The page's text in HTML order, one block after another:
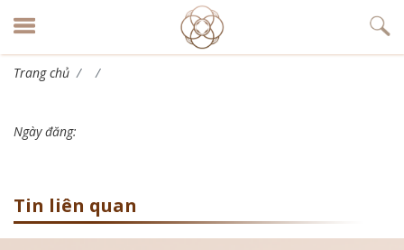
Trang chủ
Ngày đăng:
Tin liên quan